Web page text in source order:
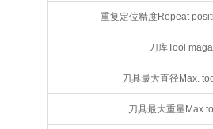
重复定位精度Repeat
刀库Tool
刀具最大直径Max.
刀具最大重量